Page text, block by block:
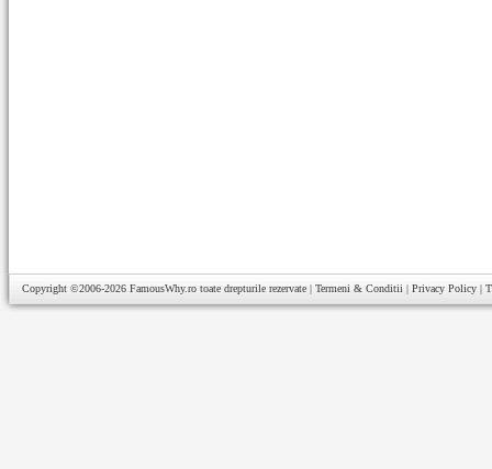
Copyright ©2006-2026 FamousWhy.ro toate drepturile rezervate | Termeni & Conditii | Privacy Policy |